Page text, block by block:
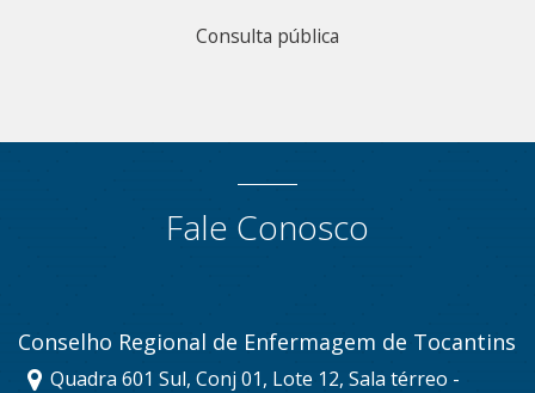
Consulta pública
Fale Conosco
Conselho Regional de Enfermagem de Tocantins
Quadra 601 Sul, Conj 01, Lote 12, Sala térreo -